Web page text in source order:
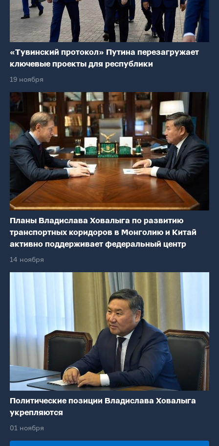
«Тувинский протокол» Путина перезагружает
ключевые проекты для республики
19 ноября
Планы Владислава Ховалыга по развитию
транспортных коридоров в Монголию и Китай
активно поддерживает федеральный центр
14 ноября
Политические позиции Владислава Ховалыга
укрепляются
01 ноября